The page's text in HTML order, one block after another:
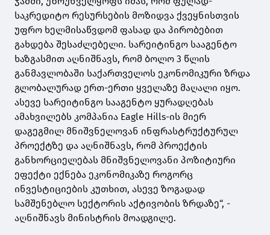
საკრედიტო რესურსების მოზიდვა ქვეყნისთვის
უფრო ხელმისაწვდომ ფასად და პირობებით
გახდება შესაძლებელი. სარეიტინგო სააგენტო
ხაზგასმით აღნიშნავს, რომ ბოლო 3 წლის
განმავლობაში საქართველოს ეკონომიკური ზრდა
გლობალურად ერთ-ერთი ყველაზე მაღალი იყო.
ასევე სარეიტინგო სააგენტო ყურადღებას
ამახვილებს კომპანია Eagle Hills-ის მიერ
დაგეგმილ მნიშვნელოვან ინფრასტრუქტურულ
პროექტზე და აღნიშნავს, რომ პროექტის
განხორციელებას მნიშვნელოვანი პოზიტიური
ეფექტი ექნება ეკონომიკაზე როგორც
ინვესტიციების კუთხით, ასევე ზოგადად
სამშენებლო სექტორის აქტივობის ზრდაზე“, -
აღნიშნავს მინისტრის მოადგილე.